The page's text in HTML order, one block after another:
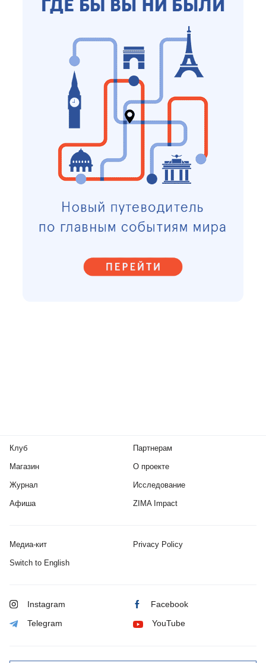
Клуб
Магазин
Журнал
Афиша
Партнерам
О проекте
Исследование
ZIMA Impact
Медиа-кит Privacy Policy
Switch to English
Instagram Facebook
Telegram YouTube